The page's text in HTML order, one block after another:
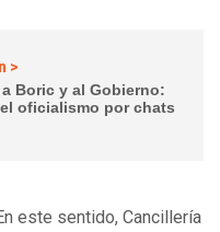
>
Boric y al Gobierno:
oficialismo por chats
este sentido, Cancillería